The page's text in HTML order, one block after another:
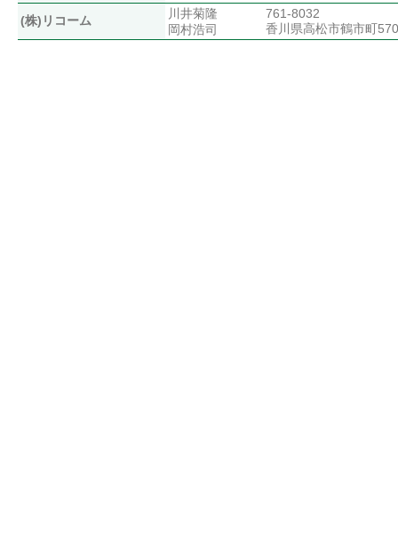
(株)リコーム
川井菊隆
岡村浩司
761-8032
香川県高松市鶴市町